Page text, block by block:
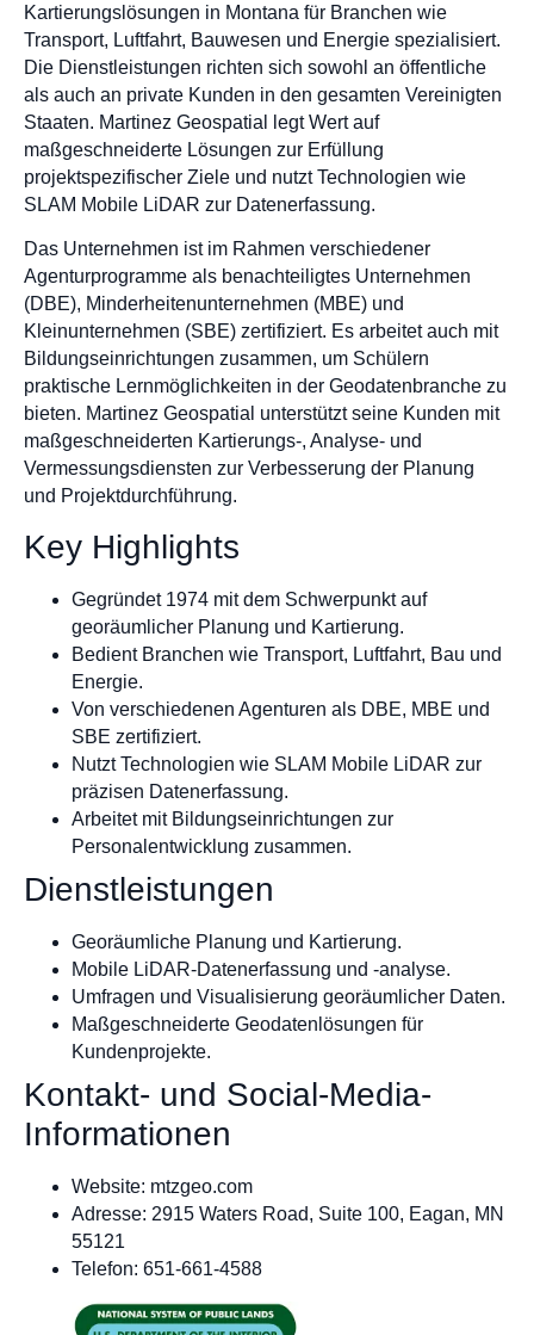
Kartierungslösungen in Montana für Branchen wie
Transport, Luftfahrt, Bauwesen und Energie spezialisiert.
Die Dienstleistungen richten sich sowohl an öffentliche
als auch an private Kunden in den gesamten Vereinigten
Staaten. Martinez Geospatial legt Wert auf
maßgeschneiderte Lösungen zur Erfüllung
projektspezifischer Ziele und nutzt Technologien wie
SLAM Mobile LiDAR zur Datenerfassung.
Das Unternehmen ist im Rahmen verschiedener
Agenturprogramme als benachteiligtes Unternehmen
(DBE), Minderheitenunternehmen (MBE) und
Kleinunternehmen (SBE) zertifiziert. Es arbeitet auch mit
Bildungseinrichtungen zusammen, um Schülern
praktische Lernmöglichkeiten in der Geodatenbranche zu
bieten. Martinez Geospatial unterstützt seine Kunden mit
maßgeschneiderten Kartierungs-, Analyse- und
Vermessungsdiensten zur Verbesserung der Planung
und Projektdurchführung.
Key Highlights
Gegründet 1974 mit dem Schwerpunkt auf
georäumlicher Planung und Kartierung.
Bedient Branchen wie Transport, Luftfahrt, Bau und
Energie.
Von verschiedenen Agenturen als DBE, MBE und
SBE zertifiziert.
Nutzt Technologien wie SLAM Mobile LiDAR zur
präzisen Datenerfassung.
Arbeitet mit Bildungseinrichtungen zur
Personalentwicklung zusammen.
Dienstleistungen
Georäumliche Planung und Kartierung.
Mobile LiDAR-Datenerfassung und -analyse.
Umfragen und Visualisierung georäumlicher Daten.
Maßgeschneiderte Geodatenlösungen für
Kundenprojekte.
Kontakt- und Social-Media-
Informationen
Website: mtzgeo.com
Adresse: 2915 Waters Road, Suite 100, Eagan, MN
55121
Telefon: 651-661-4588